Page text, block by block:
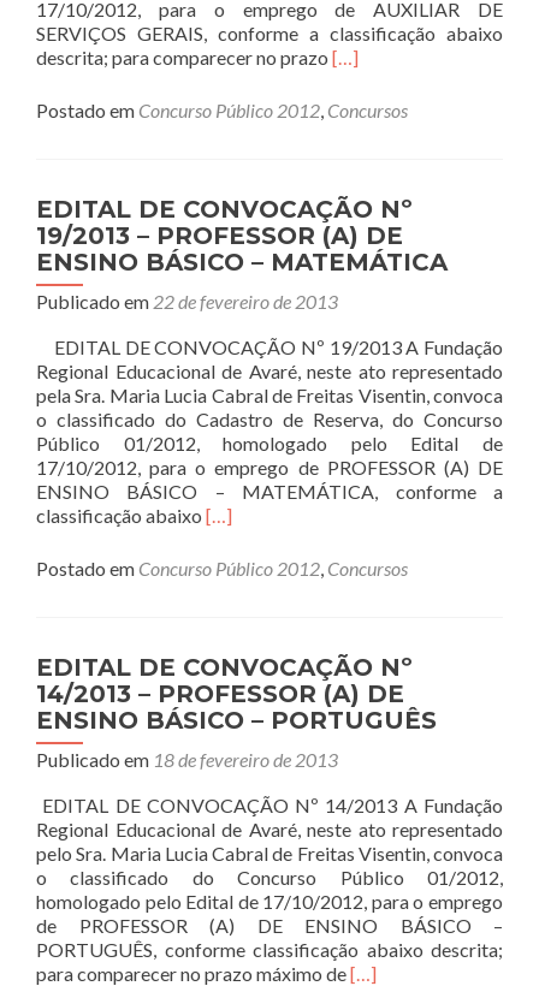
17/10/2012, para o emprego de AUXILIAR DE
SERVIÇOS GERAIS, conforme a classificação abaixo
descrita; para comparecer no prazo Read
about
Nº
28/2013
–
AUXILIAR
DE
GERAIS
[…]
Postado em Concurso Público 2012, Concursos
EDITAL DE CONVOCAÇÃO Nº
19/2013 – PROFESSOR (A) DE
ENSINO BÁSICO – MATEMÁTICA
Publicado em 22 de fevereiro de 2013
EDITAL DE CONVOCAÇÃO Nº 19/2013 A Fundação
Regional Educacional de Avaré, neste ato representado
pela Sra. Maria Lucia Cabral de Freitas Visentin, convoca
o classificado do Cadastro de Reserva, do Concurso
Público 01/2012, homologado pelo Edital de
17/10/2012, para o emprego de PROFESSOR (A) DE
ENSINO BÁSICO – MATEMÁTICA, conforme a
classificação abaixo Read
about
Nº
19/2013
–
PROFESSOR
(A)
ENSINO
BÁSICO
–
MATEMÁTICA
[…]
Postado em Concurso Público 2012, Concursos
EDITAL DE CONVOCAÇÃO Nº
14/2013 – PROFESSOR (A) DE
ENSINO BÁSICO – PORTUGUÊS
Publicado em 18 de fevereiro de 2013
EDITAL DE CONVOCAÇÃO Nº 14/2013 A Fundação
Regional Educacional de Avaré, neste ato representado
pelo Sra. Maria Lucia Cabral de Freitas Visentin, convoca
o classificado do Concurso Público 01/2012,
homologado pelo Edital de 17/10/2012, para o emprego
de PROFESSOR (A) DE ENSINO BÁSICO –
PORTUGUÊS, conforme classificação abaixo descrita;
para comparecer no prazo máximo deRead
[…]